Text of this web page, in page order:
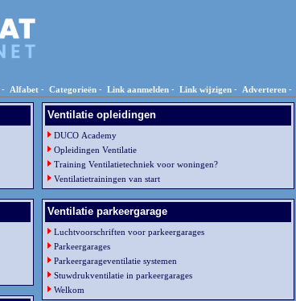
- Alfabet - Categorieën - Link aanmelden - Link wijzigen - Adverteren -
Ventilatie opleidingen
DUCO Academy
Opleidingen Ventilatie
Training Ventilatietechniek voor woningen?
Ventilatietrainingen van start
Ventilatie parkeergarage
Luchtvoorschriften voor parkeergarages
Parkeergarages
Parkeergarageventilatie systemen
Stuwdrukventilatie in parkeergarages
Welkom